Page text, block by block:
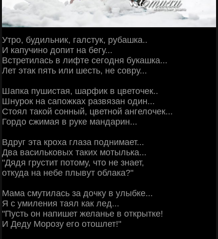
Утро, будильник, галстук, рубашка..
И капучино допит на бегу...
Встретилась в лифте сегодня букашка...
Лет этак пять или шесть, не совру...
Шапка пушистая, шарфик в цветочек..
Шнурок на сапожках развязан один...
Стоял такой сонный, цветной ангелочек...
Гордо сжимая в руке мандарин...
Вдруг эта кроха глаза поднимает...
Два васильковых таких мотылька...
"Дядя грустит потому, что не знает,
откуда на небе плывут облака?"
Мама смутилась за дочку в улыбке...
Я с умиления таял как лед...
"Пусть он напишет желанье в открытке!
И Деду Морозу его отошлет!"